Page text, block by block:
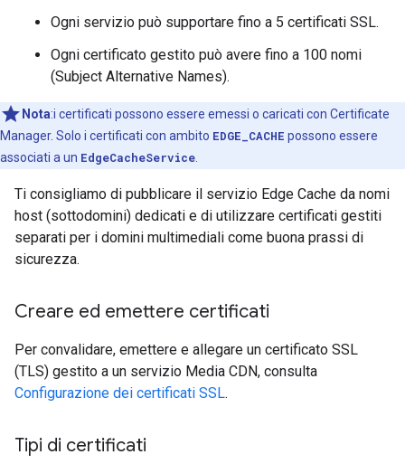
Ogni servizio può supportare fino a 5 certificati SSL.
Ogni certificato gestito può avere fino a 100 nomi
(Subject Alternative Names).
Nota:i certificati possono essere emessi o caricati con Certificate
Manager. Solo i certificati con ambito EDGE_CACHE possono essere
associati a un EdgeCacheService
Ti consigliamo di pubblicare il servizio Edge Cache da nomi
host (sottodomini) dedicati e di utilizzare certificati gestiti
separati per i domini multimediali come buona prassi di
sicurezza.
Creare ed emettere certificati
Per convalidare, emettere e allegare un certificato SSL
(TLS) gestito a un servizio Media CDN, consulta
Configurazione dei certificati SSL.
Tipi di certificati